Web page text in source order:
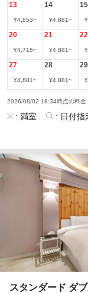
13
¥4,853~
14
¥4,881~
15
¥
20
¥4,715~
21
¥4,881~
22
¥
27
¥4,881~
28
¥4,881~
29
¥
2026/08/02 18:34時点の料金
: 満室 : 日付指
スタンダード ダ